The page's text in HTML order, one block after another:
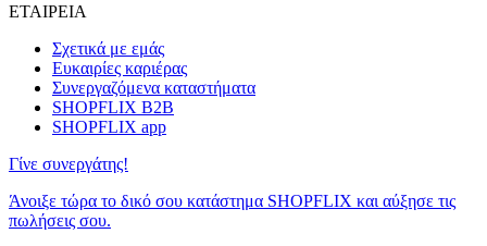
ΕΤΑΙΡΕΙΑ
Σχετικά με εμάς
Ευκαιρίες καριέρας
Συνεργαζόμενα καταστήματα
SHOPFLIX B2B
SHOPFLIX app
Γίνε συνεργάτης!
Άνοιξε τώρα το δικό σου κατάστημα SHOPFLIX και αύξησε τις
πωλήσεις σου.